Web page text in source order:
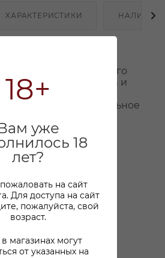
18+
уже
18
лет?
на сайт
Для доступа на сайт
пожалуйста, свой
возраст.
магазинах могут
от указанных на
ХАРАКТЕРИСТИКИ НАЛИЧИЕ
цвет. Сложный,
с тонами благородного
пряных трав и
изысканный,
Длительное
горчинкой.
товаром покупают